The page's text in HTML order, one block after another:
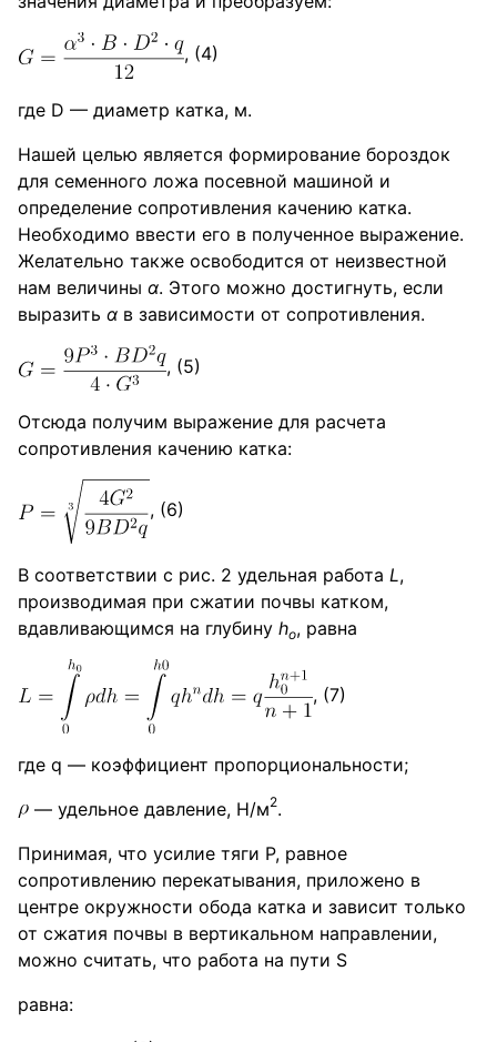
, (4)
где D — диаметр катка, м.
Нашей целью является формирование бороздок
для семенного ложа посевной машиной и
определение сопротивления качению катка.
Необходимо ввести его в полученное выражение.
Желательно также освободится от неизвестной
нам величины α. Этого можно достигнуть, если
выразить α в зависимости от сопротивления.
, (5)
Отсюда получим выражение для расчета
сопротивления качению катка:
, (6)
В соответствии с рис. 2 удельная работа L,
производимая при сжатии почвы катком,
вдавливающимся на глубину hо, равна
, (7)
где q — коэффициент пропорциональности;
— удельное давление, Н/м2.
Принимая, что усилие тяги Р, равное
сопротивлению перекатывания, приложено в
центре окружности обода катка и зависит только
от сжатия почвы в вертикальном направлении,
можно считать, что работа на пути S
равна: